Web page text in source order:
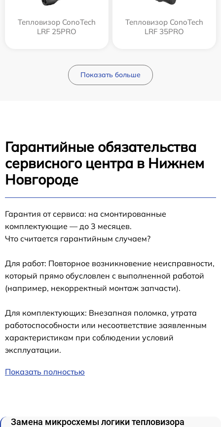
Тепловизор ConoTech
LRF 25PRO
Тепловизор ConoTech
LRF 35PRO
Показать больше
Гарантийные обязательства
сервисного центра в Нижнем
Новгороде
Гарантия от сервиса: на смонтированные
комплектующие — до 3 месяцев.
Что считается гарантийным случаем?
Для работ: Повторное возникновение неисправности,
который прямо обусловлен с выполненной работой
(например, некорректный монтаж запчасти).
Для комплектующих: Внезапная поломка, утрата
работоспособности или несоответствие заявленным
характеристикам при соблюдении условий
эксплуатации.
Показать полностью
Замена микросхемы логики тепловизора